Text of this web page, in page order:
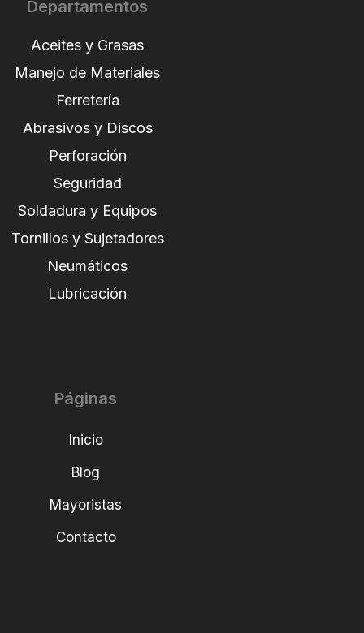
Departamentos
Aceites y Grasas
Manejo de Materiales
Ferretería
Abrasivos y Discos
Perforación
Seguridad
Soldadura y Equipos
Tornillos y Sujetadores
Neumáticos
Lubricación
Páginas
Inicio
Blog
Mayoristas
Contacto